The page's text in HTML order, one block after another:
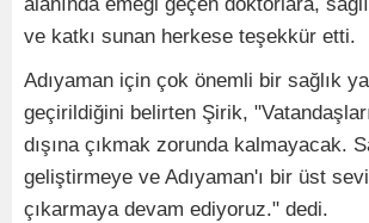
ve katkı sunan herkese teşekkür etti.
Adıyaman için çok önemli bir sağlık
geçirildiğini belirten Şirik,
dışına çıkmak zorunda kalmayacak.
geliştirmeye ve Adıyaman'ı bir üst
çıkarmaya devam ediyoruz." dedi.